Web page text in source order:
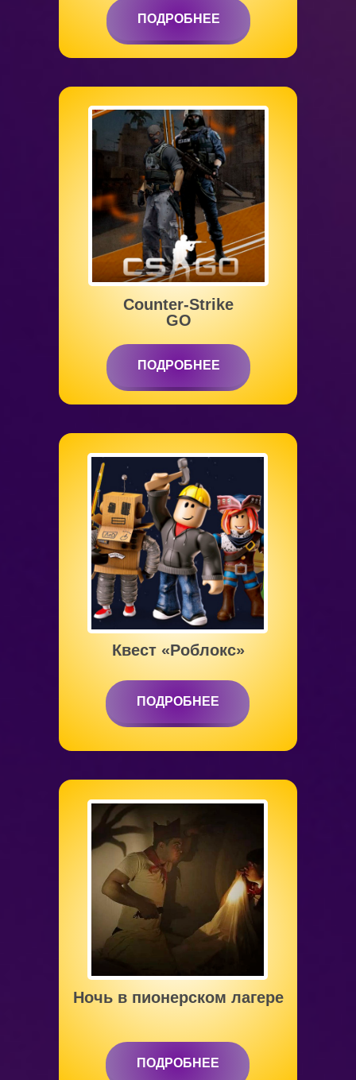
ПОДРОБНЕЕ
ПОДРОБНЕЕ
Ночь в пионерском лагере
от 5 до 12 лет
ПОДРОБНЕЕ
ПОДРОБНЕЕ
Квест «Роблокс»
ПОДРОБНЕЕ
ПОДРОБНЕЕ
Counter-Strike
GO
ПОДРОБНЕЕ
ПОДРОБНЕЕ